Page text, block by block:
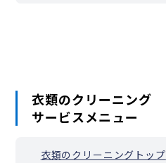
衣類のクリーニング
サービスメニュー
衣類のクリーニングトップ